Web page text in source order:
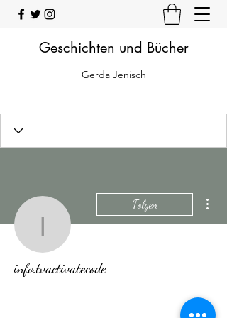
Geschichten und Bücher
Gerda Jenisch
Folgen
info.tvactivatecode